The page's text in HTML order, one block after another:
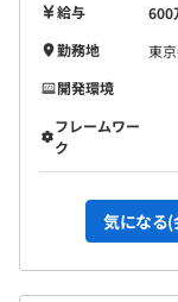
給与
600
勤務地
東
開発環境
フレームワー
ク
気になる(